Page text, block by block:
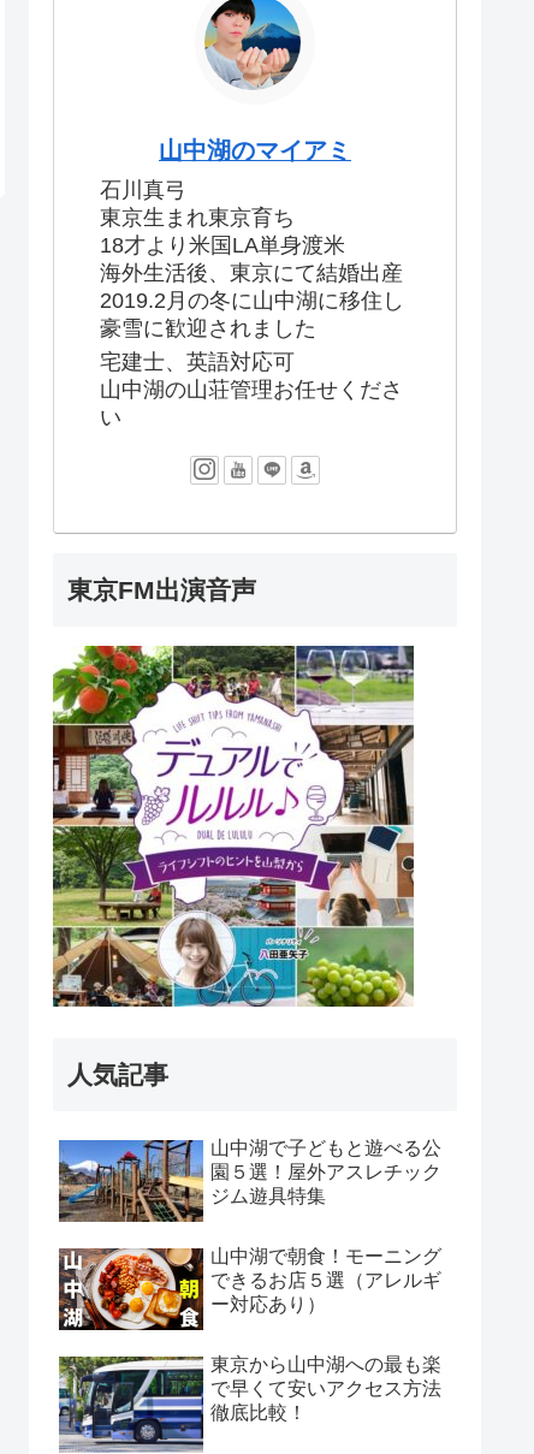
山中湖のマイアミ
石川真弓
東京生まれ東京育ち
18才より米国LA単身渡米
海外生活後、東京にて結婚出産
2019.2月の冬に山中湖に移住し
豪雪に歓迎されました
宅建士、英語対応可
山中湖の山荘管理お任せくださ
い
東京FM出演音声
人気記事
山中湖で子どもと遊べる公
園５選！屋外アスレチック
ジム遊具特集
山中湖で朝食！モーニング
できるお店５選（アレルギ
ー対応あり）
東京から山中湖への最も楽
で早くて安いアクセス方法
徹底比較！